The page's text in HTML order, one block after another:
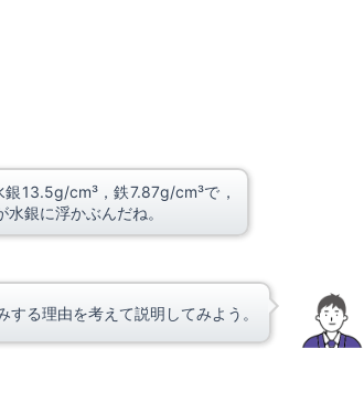
13.5g/cm³，鉄7.87g/cm³で，
銀に浮かぶんだね。
する理由を考えて説明してみよう。